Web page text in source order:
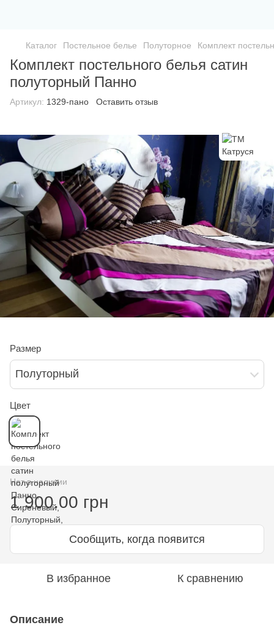
Каталог Постельное белье Полуторное Комплект
Комплект постельного белья сатин
полуторный Панно
Артикул: 1329-пано Оставить отзыв
Размер
Полуторный
Цвет
Нет в наличии
1 900.00 грн
Сообщить, когда появится
В избранное К сравнению
Описание